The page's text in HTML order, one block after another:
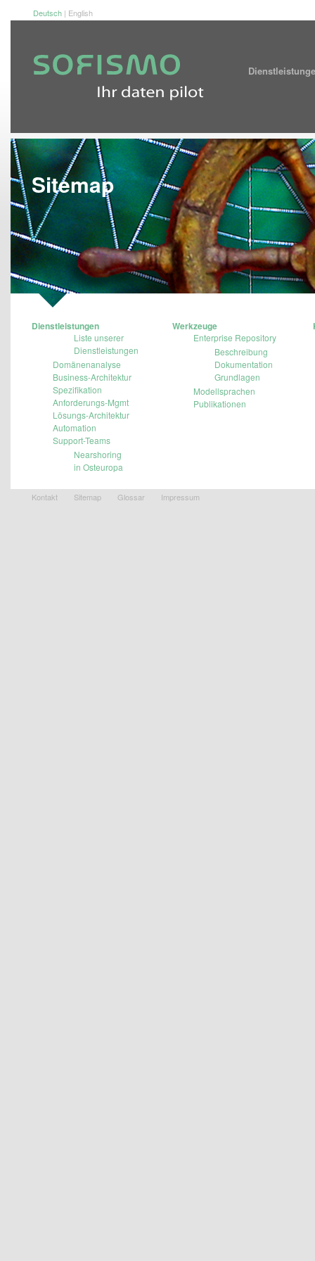
Deutsch | English
Sitemap
Dienstleistungen
Liste unserer
Dienstleistungen
Domänenanalyse
Business-Architektur
Spezifikation
Anforderungs-Mgmt
Lösungs-Architektur
Automation
Support-Teams
Nearshoring
in Osteuropa
Werkzeuge
Enterprise Repository
Beschreibung
Dokumentation
Grundlagen
Modellsprachen
Publikationen
Kontakt Sitemap Glossar Impressum